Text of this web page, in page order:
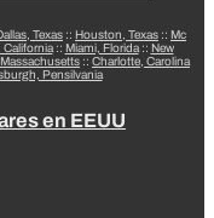
Texas :: Houston, Texas :: Mc
California:: Miami, Florida:: New
:: Charlotte, Carolina
Pensilvania
en EEUU